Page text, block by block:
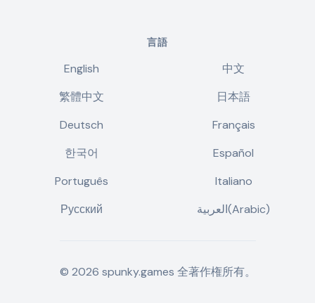
言語
English
中文
繁體中文
日本語
Deutsch
Français
한국어
Español
Português
Italiano
Русский
العربية(Arabic)
© 2026 spunky.games 全著作権所有。